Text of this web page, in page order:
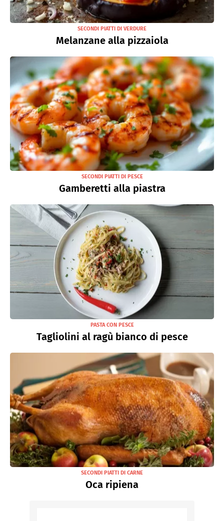
SECONDI PIATTI DI VERDURE
Melanzane alla pizzaiola
SECONDI PIATTI DI PESCE
Gamberetti alla piastra
PASTA CON PESCE
Tagliolini al ragù bianco di pesce
SECONDI PIATTI DI CARNE
Oca ripiena